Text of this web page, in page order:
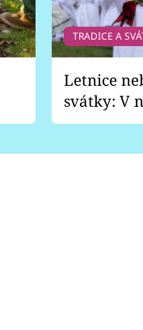
TRADICE A
Letnice
svátky: V
pondělí